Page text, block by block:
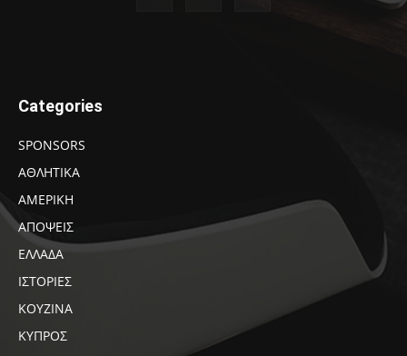
Categories
SPONSORS
ΑΘΛΗΤΙΚΑ
ΑΜΕΡΙΚΗ
ΑΠΟΨΕΙΣ
ΕΛΛΑΔΑ
ΙΣΤΟΡΙΕΣ
ΚΟΥΖΙΝΑ
ΚΥΠΡΟΣ